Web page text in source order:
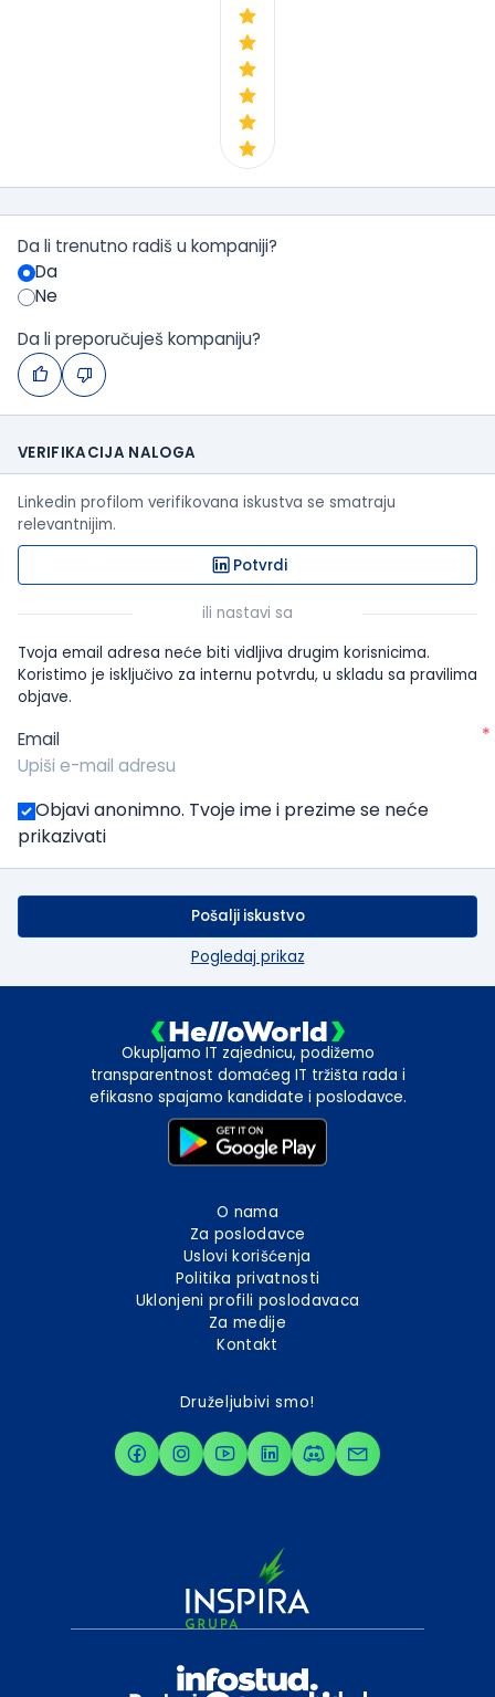
Da li trenutno radiš u kompaniji?
Da
Ne
Da li preporučuješ kompaniju?
VERIFIKACIJA NALOGA
Linkedin profilom verifikovana iskustva se smatraju
relevantnijim.
Potvrdi
ili nastavi sa
Tvoja email adresa neće biti vidljiva drugim korisnicima.
Koristimo je isključivo za internu potvrdu, u skladu sa pravilima
objave.
Email *
Objavi anonimno. Tvoje ime i prezime se neće
prikazivati
Pošalji iskustvo
Pogledaj prikaz
Okupljamo IT zajednicu, podižemo
transparentnost domaćeg IT tržišta rada i
efikasno spajamo kandidate i poslodavce.
O nama
Za poslodavce
Uslovi korišćenja
Politika privatnosti
Uklonjeni profili poslodavaca
Za medije
Kontakt
Druželjubivi smo!